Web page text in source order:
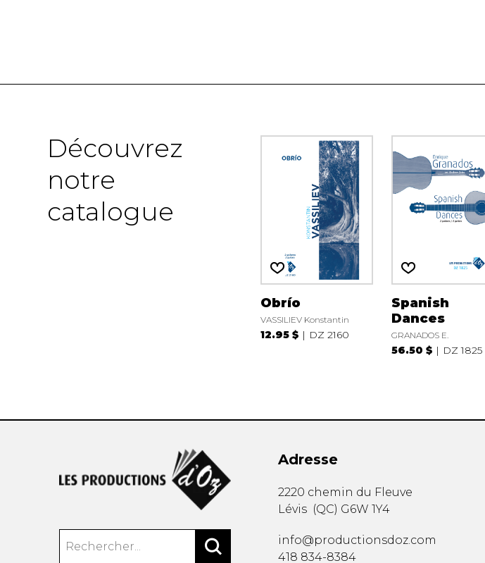
Découvrez
notre
catalogue
Obrío
VASSILIEV Konstantin
12.95 $ DZ 2160
Spanish
Dances
GRANADOS E.
56.50 $ DZ 1825
Adresse
2220 chemin du Fleuve
Lévis (QC) G6W 1Y4
info@productionsdoz.com
418 834-8384